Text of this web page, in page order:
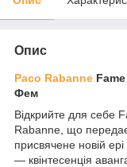
Опис
Paco Rabanne
Фем
Відкрийте для себе
Rabanne, що
присвячене новій
— квінтесенція